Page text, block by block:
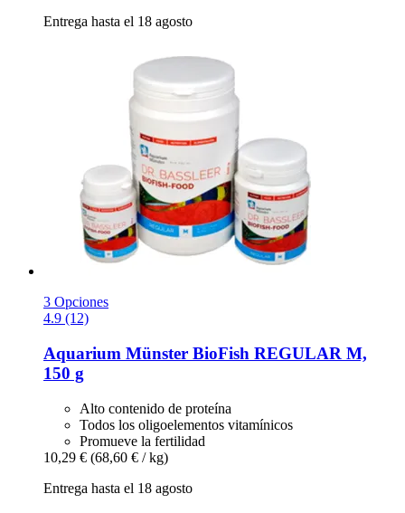
Entrega hasta el 18 agosto
3 Opciones
4.9 (12)
Aquarium Münster BioFish REGULAR M,
150 g
Alto contenido de proteína
Todos los oligoelementos vitamínicos
Promueve la fertilidad
10,29 € (68,60 € / kg)
Entrega hasta el 18 agosto